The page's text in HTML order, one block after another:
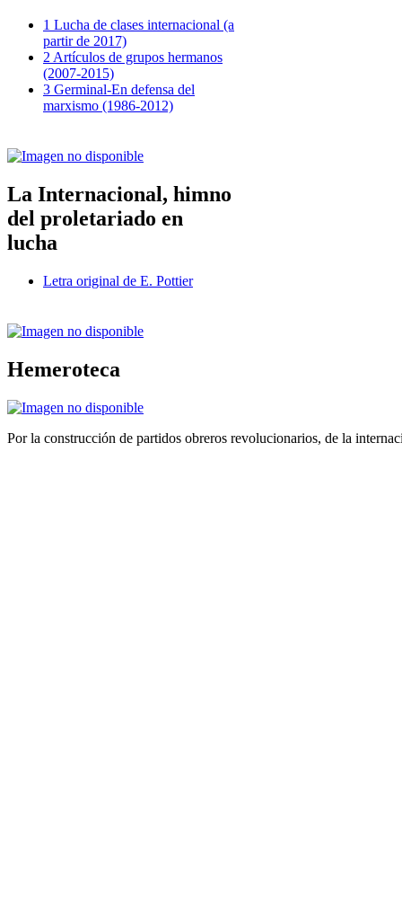
1 Lucha de clases internacional (a
partir de 2017)
2 Artículos de grupos hermanos
(2007-2015)
3 Germinal-En defensa del
marxismo (1986-2012)
La Internacional, himno
del proletariado en
lucha
Letra original de E. Pottier
Hemeroteca
Por la construcción de partidos obreros revolucionarios, de la